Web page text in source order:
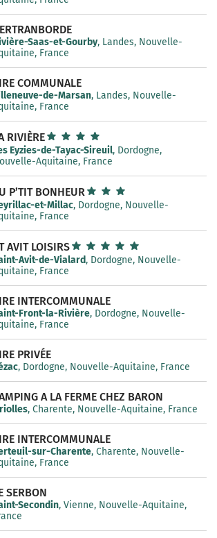
Saas-et-Gourby, Landes, Nouvelle-
France
COMMUNALE
de-Marsan, Landes, Nouvelle-
France
RIVIÈRE
Eyzies-de-Tayac-Sireuil, Dordogne,
Aquitaine, France
P’TIT BONHEUR
et-Millac, Dordogne, Nouvelle-
France
AVIT LOISIRS
Avit-de-Vialard, Dordogne, Nouvelle-
France
INTERCOMMUNALE
Front-la-Rivière, Dordogne, Nouvelle-
France
PRIVÉE
, Dordogne, Nouvelle-Aquitaine, France
A LA FERME CHEZ BARON
, Charente, Nouvelle-Aquitaine, France
INTERCOMMUNALE
sur-Charente, Charente, Nouvelle-
France
SERBON
Secondin, Vienne, Nouvelle-Aquitaine,